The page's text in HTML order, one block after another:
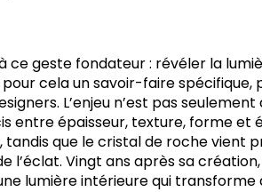
à ce geste fondateur : révéler la
cela un savoir-faire spécifique,
L’enjeu n’est pas
entre épaisseur, texture, forme et
tandis que le cristal de roche
Vingt ans après sa création,
lumière intérieure qui